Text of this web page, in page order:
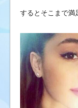
するとそこまで満